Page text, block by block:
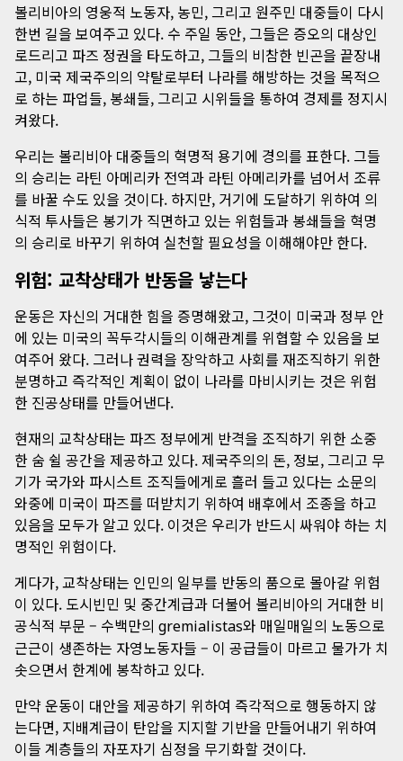
볼리비아의 영웅적 노동자, 농민, 그리고 원주민 대중들이 다시
한번 길을 보여주고 있다. 수 주일 동안, 그들은 증오의 대상인
로드리고 파즈 정권을 타도하고, 그들의 비참한 빈곤을 끝장내
고, 미국 제국주의의 약탈로부터 나라를 해방하는 것을 목적으
로 하는 파업들, 봉쇄들, 그리고 시위들을 통하여 경제를 정지시
켜왔다.
우리는 볼리비아 대중들의 혁명적 용기에 경의를 표한다. 그들
의 승리는 라틴 아메리카 전역과 라틴 아메리카를 넘어서 조류
를 바꿀 수도 있을 것이다. 하지만, 거기에 도달하기 위하여 의
식적 투사들은 봉기가 직면하고 있는 위험들과 봉쇄들을 혁명
의 승리로 바꾸기 위하여 실천할 필요성을 이해해야만 한다.
위험: 교착상태가 반동을 낳는다
운동은 자신의 거대한 힘을 증명해왔고, 그것이 미국과 정부 안
에 있는 미국의 꼭두각시들의 이해관계를 위협할 수 있음을 보
여주어 왔다. 그러나 권력을 장악하고 사회를 재조직하기 위한
분명하고 즉각적인 계획이 없이 나라를 마비시키는 것은 위험
한 진공상태를 만들어낸다.
현재의 교착상태는 파즈 정부에게 반격을 조직하기 위한 소중
한 숨 쉴 공간을 제공하고 있다. 제국주의의 돈, 정보, 그리고 무
기가 국가와 파시스트 조직들에게로 흘러 들고 있다는 소문의
와중에 미국이 파즈를 떠받치기 위하여 배후에서 조종을 하고
있음을 모두가 알고 있다. 이것은 우리가 반드시 싸워야 하는 치
명적인 위험이다.
게다가, 교착상태는 인민의 일부를 반동의 품으로 몰아갈 위험
이 있다. 도시빈민 및 중간계급과 더불어 볼리비아의 거대한 비
공식적 부문 – 수백만의 gremialistas와 매일매일의 노동으로
근근이 생존하는 자영노동자들 – 이 공급들이 마르고 물가가 치
솟으면서 한계에 봉착하고 있다.
만약 운동이 대안을 제공하기 위하여 즉각적으로 행동하지 않
는다면, 지배계급이 탄압을 지지할 기반을 만들어내기 위하여
이들 계층들의 자포자기 심정을 무기화할 것이다.